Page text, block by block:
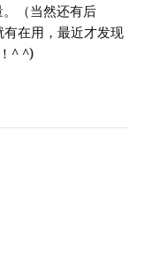
（当然还有后
在用，最近才发现
^ ^)